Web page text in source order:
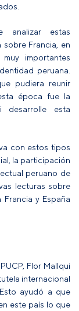
analizar estas
Francia, en
importantes
peruana.
pudiera reunir
época fue la
desarrolle esta
con estos tipos
la participación
peruano de
lecturas sobre
y España
Flor Mallqui
internacional
ayudó a que
este país lo que